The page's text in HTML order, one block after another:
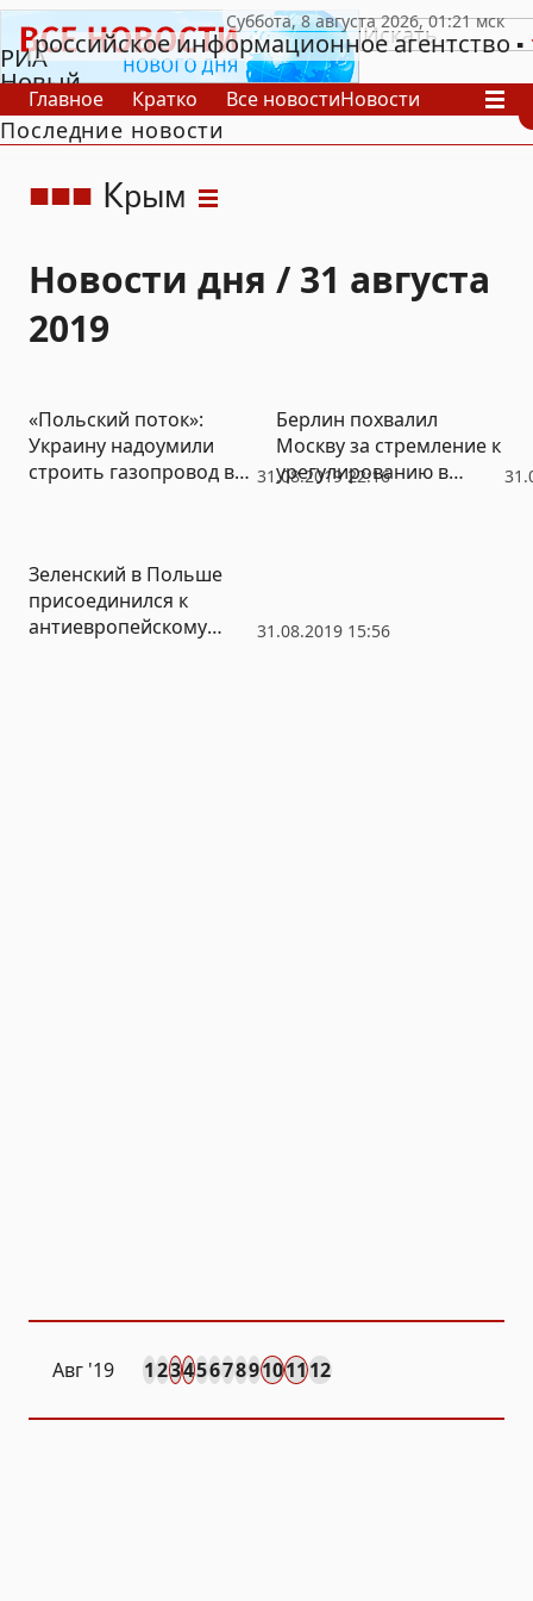
РИА
Новый
День
российское информационное агентство
Главное Кратко Все новостиНовости
В России
В мире
Последние новости
Крым
Новости дня / 31 августа
2019
31.08.2019 22:16
«Польский поток»:
Украину надоумили
строить газопровод в
Берлин похвалил
Москву за стремление к
урегулированию в
31.08.2019 15:56
Зеленский в Польше
присоединился к
антиевропейскому
Авг '19 123456789101112